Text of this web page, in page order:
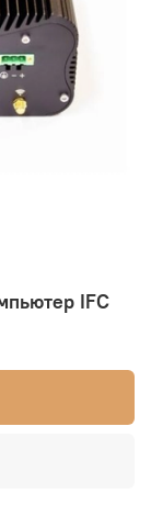
IFC